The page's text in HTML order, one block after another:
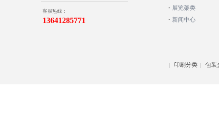
展览架类
新闻中心
客服热线：
13641285771
印刷分类 包装